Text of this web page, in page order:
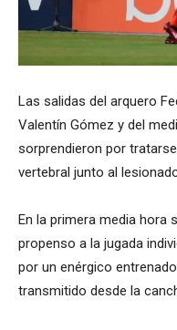
Las salidas del arquero
Valentín Gómez y del
sorprendieron por
vertebral junto al
En la primera media hora
propenso a la jugada
por un enérgico
transmitido desde la